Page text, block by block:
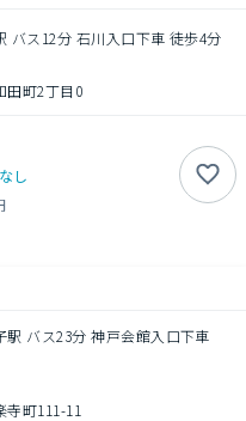
バス12分 石川入口下車 徒歩4分
田町2丁目0
し
バス23分 神戸会館入口下車
寺町111-11